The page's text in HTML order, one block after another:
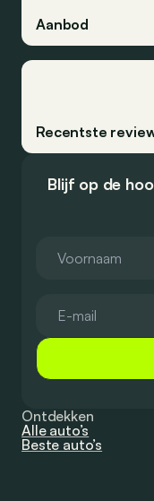
Aanbod
Recentste
Blijf op de
Ontdekken
Alle auto’s
Beste auto’s